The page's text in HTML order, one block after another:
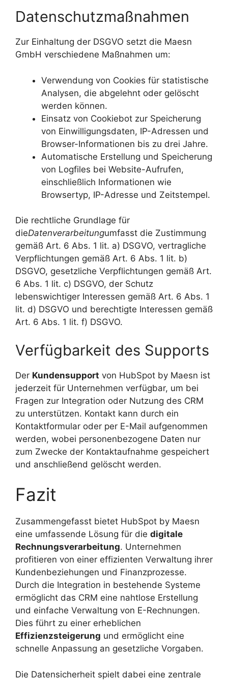
Datenschutzmaßnahmen
Zur Einhaltung der DSGVO setzt die Maesn
GmbH verschiedene Maßnahmen um:
Verwendung von Cookies für statistische
Analysen, die abgelehnt oder gelöscht
werden können.
Einsatz von Cookiebot zur Speicherung
von Einwilligungsdaten, IP-Adressen und
Browser-Informationen bis zu drei Jahre.
Automatische Erstellung und Speicherung
von Logfiles bei Website-Aufrufen,
einschließlich Informationen wie
Browsertyp, IP-Adresse und Zeitstempel.
Die rechtliche Grundlage für
dieDatenverarbeitungumfasst die Zustimmung
gemäß Art. 6 Abs. 1 lit. a) DSGVO, vertragliche
Verpflichtungen gemäß Art. 6 Abs. 1 lit. b)
DSGVO, gesetzliche Verpflichtungen gemäß Art.
6 Abs. 1 lit. c) DSGVO, der Schutz
lebenswichtiger Interessen gemäß Art. 6 Abs. 1
lit. d) DSGVO und berechtigte Interessen gemäß
Art. 6 Abs. 1 lit. f) DSGVO.
Verfügbarkeit des Supports
Der Kundensupport von HubSpot by Maesn ist
jederzeit für Unternehmen verfügbar, um bei
Fragen zur Integration oder Nutzung des CRM
zu unterstützen. Kontakt kann durch ein
Kontaktformular oder per E-Mail aufgenommen
werden, wobei personenbezogene Daten nur
zum Zwecke der Kontaktaufnahme gespeichert
und anschließend gelöscht werden.
Fazit
Zusammengefasst bietet HubSpot by Maesn
eine umfassende Lösung für die digitale
Rechnungsverarbeitung. Unternehmen
profitieren von einer effizienten Verwaltung ihrer
Kundenbeziehungen und Finanzprozesse.
Durch die Integration in bestehende Systeme
ermöglicht das CRM eine nahtlose Erstellung
und einfache Verwaltung von E-Rechnungen.
Dies führt zu einer erheblichen
Effizienzsteigerung und ermöglicht eine
schnelle Anpassung an gesetzliche Vorgaben.
Die Datensicherheit spielt dabei eine zentrale